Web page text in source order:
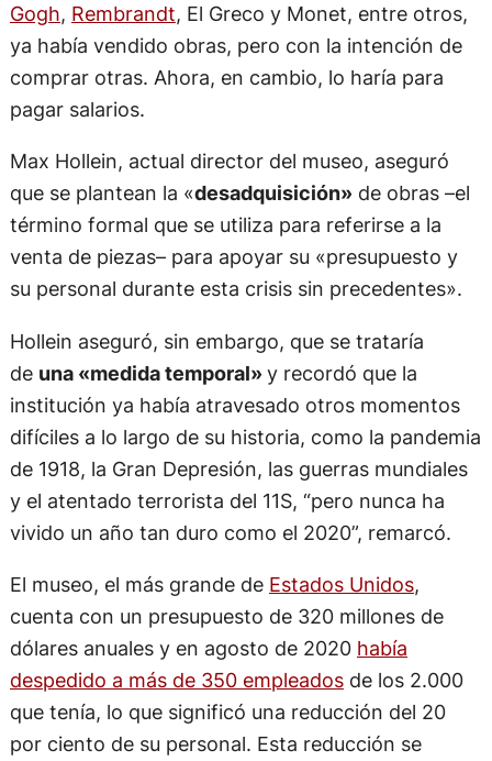
Gogh, Rembrandt, El Greco y Monet, entre otros,
ya había vendido obras, pero con la intención de
comprar otras. Ahora, en cambio, lo haría para
pagar salarios.
Max Hollein, actual director del museo, aseguró
que se plantean la «desadquisición»de obras –el
término formal que se utiliza para referirse a la
venta de piezas– para apoyar su «presupuesto y
su personal durante esta crisis sin precedentes».
Hollein aseguró, sin embargo, que se trataría
de una «medida temporal»y recordó que la
institución ya había atravesado otros momentos
difíciles a lo largo de su historia, como la pandemia
de 1918, la Gran Depresión, las guerras mundiales
y el atentado terrorista del 11S, “pero nunca ha
vivido un año tan duro como el 2020”, remarcó.
El museo, el más grande de Estados Unidos,
cuenta con un presupuesto de 320 millones de
dólares anuales y en agosto de 2020 había
despedido a más de 350 empleadosde los 2.000
que tenía, lo que significó una reducción del 20
por ciento de su personal. Esta reducción se